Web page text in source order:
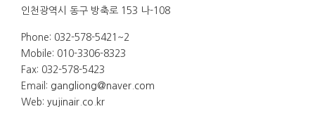
인천광역시 동구 방축로 153 나-108
Phone: 032-578-5421~2
Mobile: 010-3306-8323
Fax: 032-578-5423
Email: gangliong@naver.com
Web: yujinair.co.kr